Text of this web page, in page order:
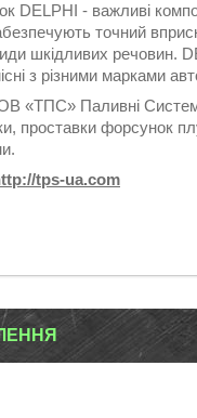
DELPHI - важливі
точний
шкідливих речовин.
з різними марками
«ТПС» Паливні
проставки форсунок
tps-ua.com